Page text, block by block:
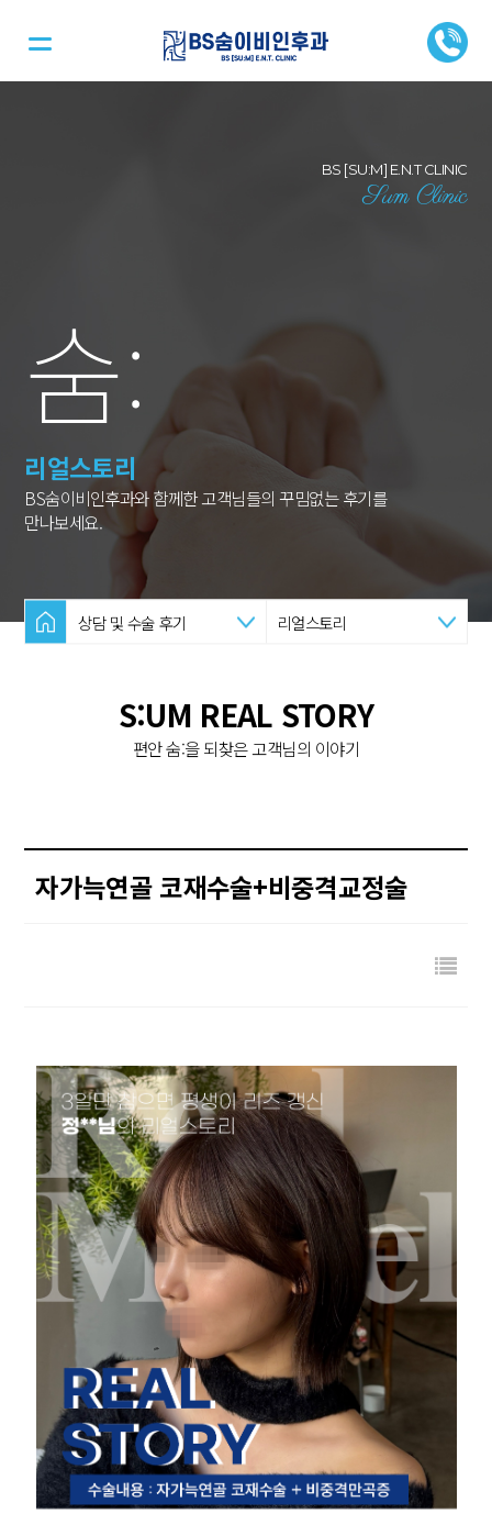
BS [SU:M] E.N.T CLINIC
Sum Clinic
숨:
리얼스토리
BS숨이비인후과와 함께한 고객님들의 꾸밈없는 후기를
만나보세요.
상담 및 수술 후기 리얼스토리
S:UM REAL STORY
편안 숨:을 되찾은 고객님의 이야기
자가늑연골 코재수술+비중격교정술